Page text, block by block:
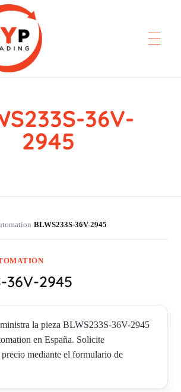
36V-
2945
›BLWS233S-36V-2945
36V-2945
la pieza BLWS233S-36V-2945
en España. Solicite
mediante el formulario de